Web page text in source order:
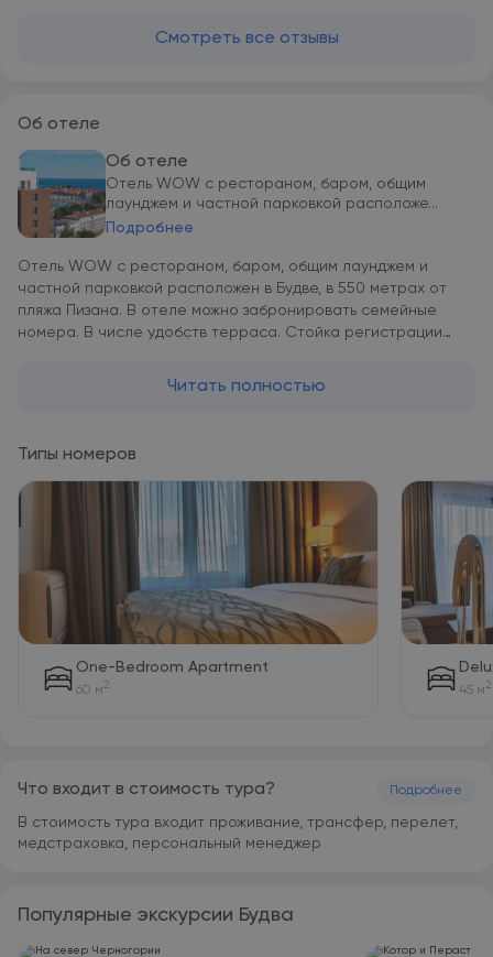
Смотреть все отзывы
Об отеле
Об отеле
Отель WOW с рестораном, баром, общим
лаунджем и частной парковкой расположе...
Подробнее
Отель WOW с рестораном, баром, общим лаунджем и
частной парковкой расположен в Будве, в 550 метрах от
пляжа Пизана. В отеле можно забронировать семейные
номера. В числе удобств терраса. Стойка регистрации
до аэропорта. Осуществляется доставка еды и напитков в
машиной и чайником. Собственная ванная комната с душем
и биде укомплектована бесплатными туалетно-
косметическими принадлежностями. Из номеров
открывается вид на город. В номерах отеля WOW есть
завтрак и завтрак «шведский стол». Рядом с отелем WOW
гости могут посетить такие популярные
достопримечательности, как торговый центр TQ Plaza и
пляжи Ричардова глава и Могрен. Расстояние до
аэропорта Тиват составляет 22 км.
Читать полностью
Типы номеров
One-Bedroom Apartment
60 м 2 45 м 2
Что входит в стоимость тура? Подробнее
В стоимость тура входит проживание, трансфер, перелет,
медстраховка, персональный менеджер
Популярные экскурсии Будва